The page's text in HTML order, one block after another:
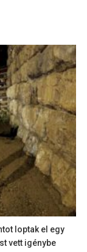
loptak el egy
vett igénybe